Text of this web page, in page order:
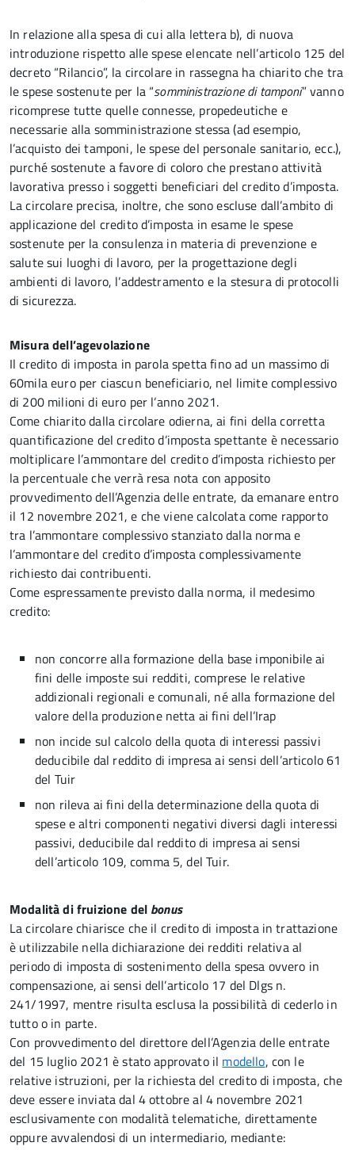
In relazione alla spesa di cui alla lettera b), di nuova
introduzione rispetto alle spese elencate nell’articolo 125 del
decreto “Rilancio”, la circolare in rassegna ha chiarito che tra
le spese sostenute per la “somministrazione di tamponi” vanno
ricomprese tutte quelle connesse, propedeutiche e
necessarie alla somministrazione stessa (ad esempio,
l’acquisto dei tamponi, le spese del personale sanitario, ecc.),
purché sostenute a favore di coloro che prestano attività
lavorativa presso i soggetti beneficiari del credito d’imposta.
La circolare precisa, inoltre, che sono escluse dall’ambito di
applicazione del credito d’imposta in esame le spese
sostenute per la consulenza in materia di prevenzione e
salute sui luoghi di lavoro, per la progettazione degli
ambienti di lavoro, l’addestramento e la stesura di protocolli
di sicurezza.
Misura dell’agevolazione
Il credito di imposta in parola spetta fino ad un massimo di
60mila euro per ciascun beneficiario, nel limite complessivo
di 200 milioni di euro per l’anno 2021.
Come chiarito dalla circolare odierna, ai fini della corretta
quantificazione del credito d’imposta spettante è necessario
moltiplicare l’ammontare del credito d’imposta richiesto per
la percentuale che verrà resa nota con apposito
provvedimento dell’Agenzia delle entrate, da emanare entro
il 12 novembre 2021, e che viene calcolata come rapporto
tra l’ammontare complessivo stanziato dalla norma e
l’ammontare del credito d’imposta complessivamente
richiesto dai contribuenti.
Come espressamente previsto dalla norma, il medesimo
credito:
non concorre alla formazione della base imponibile ai
fini delle imposte sui redditi, comprese le relative
addizionali regionali e comunali, né alla formazione del
valore della produzione netta ai fini dell’Irap
non incide sul calcolo della quota di interessi passivi
deducibile dal reddito di impresa ai sensi dell’articolo 61
del Tuir
non rileva ai fini della determinazione della quota di
spese e altri componenti negativi diversi dagli interessi
passivi, deducibile dal reddito di impresa ai sensi
dell’articolo 109, comma 5, del Tuir.
Modalità di fruizione del bonus
La circolare chiarisce che il credito di imposta in trattazione
è utilizzabile nella dichiarazione dei redditi relativa al
periodo di imposta di sostenimento della spesa ovvero in
compensazione, ai sensi dell’articolo 17 del Dlgs n.
241/1997, mentre risulta esclusa la possibilità di cederlo in
tutto o in parte.
Con provvedimento del direttore dell’Agenzia delle entrate
del 15 luglio 2021 è stato approvato il modello, con le
relative istruzioni, per la richiesta del credito di imposta, che
deve essere inviata dal 4 ottobre al 4 novembre 2021
esclusivamente con modalità telematiche, direttamente
oppure avvalendosi di un intermediario, mediante: